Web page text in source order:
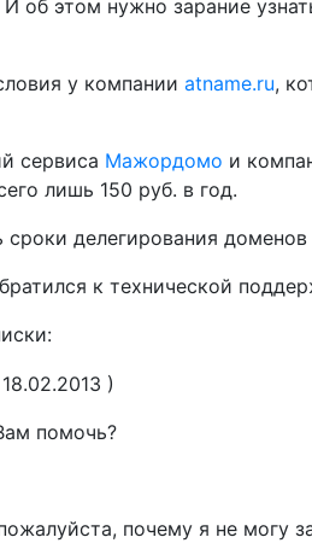
И об этом нужно зарание
у компании atname.ru,
сервиса Мажордомо и
лишь 150 руб. в год.
делегирования доменов
к технической
)
помочь?
почему я не могу